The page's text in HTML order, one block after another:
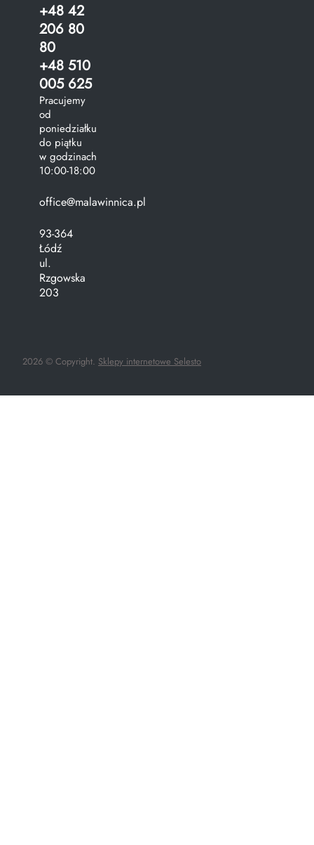
+48 42
206 80
80
+48 510
005 625
Pracujemy
od
poniedziałku
do piątku
w godzinach
10:00-18:00
office@malawinnica.pl
93-364
Łódź
ul.
Rzgowska
203
2026 © Copyright. Sklepy internetowe Selesto